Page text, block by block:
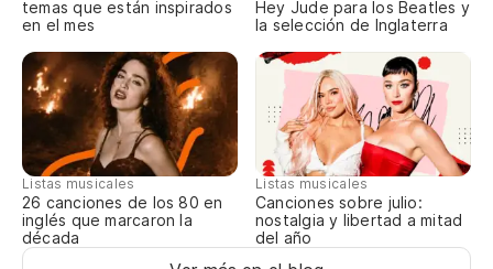
temas que están inspirados
en el mes
Hey Jude para los Beatles y
la selección de Inglaterra
Listas musicales
26 canciones de los 80 en
inglés que marcaron la
década
Listas musicales
Canciones sobre julio:
nostalgia y libertad a mitad
del año